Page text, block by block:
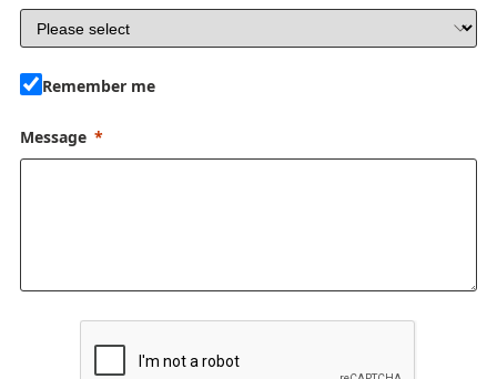
Remember me
Message